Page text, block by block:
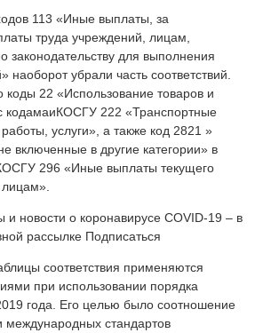
113 «Иные выплаты, за
труда учреждений, лицам,
законодательству для выполнения
убрали часть соответствий.
коды 22 «Использование товаров и
кодамаиКОСГУ 222 «Транспортные
услуги», а также код 2821 »
включенные в другие категории» в
296 «Иные выплаты текущего
новости о коронавирусе COVID-19 – в
рассылке Подписаться
соответствия применяются
при использовании порядка
года. Его целью было соотношение
стандартов